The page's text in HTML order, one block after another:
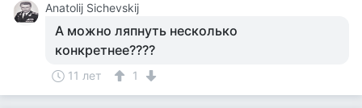
Anatolij Sichevskij
А можно ляпнуть несколько
конкретнее????
11 лет 1